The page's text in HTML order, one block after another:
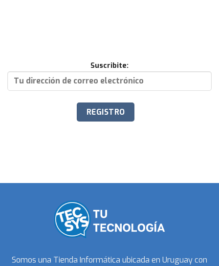
Suscribite:
Somos una Tienda Informática ubicada en Uruguay con